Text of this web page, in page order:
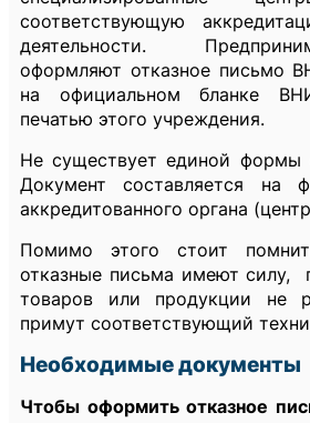
соответствующую
деятельности.
оформляют отказное письмо
на официальном бланке
печатью этого учреждения.
Не существует единой формы
Документ составляется на
аккредитованного органа
Помимо этого стоит
отказные письма имеют силу,
товаров или продукции не
примут соответствующий
Необходимые документы
Чтобы оформить отказное